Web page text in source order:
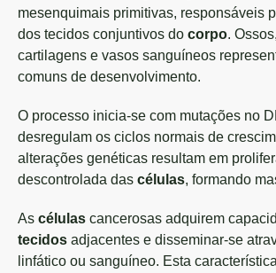
mesenquimais primitivas, responsáveis
dos tecidos conjuntivos do corpo.
cartilagens e vasos sanguíneos
comuns de desenvolvimento.
O processo inicia-se com mutações no
desregulam os ciclos normais de
alterações genéticas resultam em
descontrolada das células, formando
As células cancerosas adquirem
tecidos adjacentes e disseminar-se
linfático ou sanguíneo. Esta